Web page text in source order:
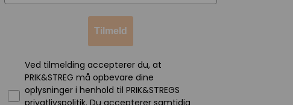
Tilmeld
Ved tilmelding accepterer du, at
PRIK&STREG må opbevare dine
oplysninger i henhold til PRIK&STREGS
privatlivspolitik. Du accepterer samtidig